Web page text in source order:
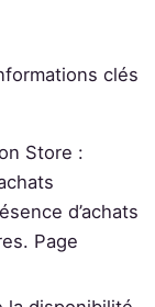
clés
Store :
d’achats
Page